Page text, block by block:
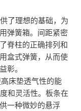
了理想的基础，为
弹簧箱。间距紧密
脊柱的正确排列和
盒式弹簧，从而使
彰。
床垫透气性的能
和灵活性。板条在
一种微妙的悬浮